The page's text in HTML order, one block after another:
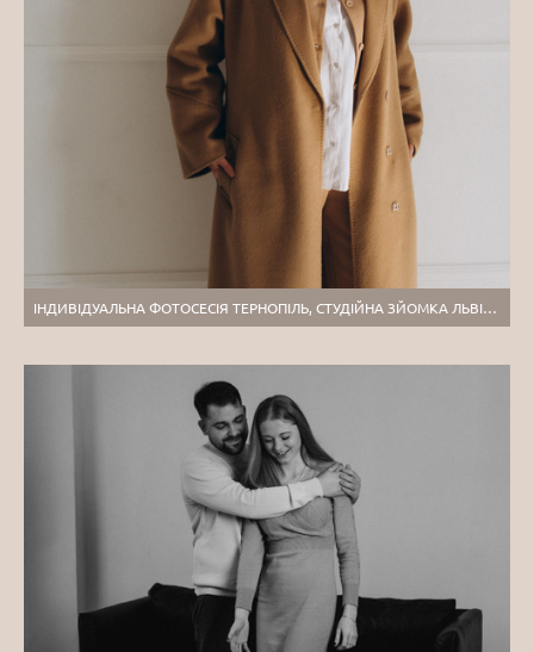
ІНДИВІДУАЛЬНА ФОТОСЕСІЯ ТЕРНОПІЛЬ, СТУДІЙНА ЗЙОМКА ЛЬВІВ, ПОРТРЕТНИЙ ФОТОГРАФ ТЕРНОПІЛЬ, КОНТЕНТ-ФОТОСЕСІЯ